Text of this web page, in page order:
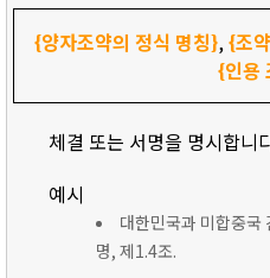
{양자조약의 정식 명칭},{조
{인용
체결 또는 서명을 명시합니
예시
대한민국과 미합중국
명, 제1.4조.